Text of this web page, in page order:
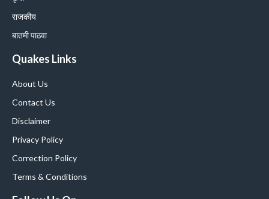
राजकीय
बातमी पाठवा
Quakes Links
About Us
Contact Us
Disclaimer
Privacy Policy
Correction Policy
Terms & Conditions